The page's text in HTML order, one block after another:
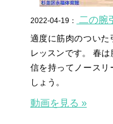
2022-04-19： 二の腕
適度に筋肉のついた
レッスンです。 春
信を持ってノースリ
しょう。
動画を見る »